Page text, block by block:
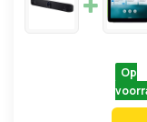
Op